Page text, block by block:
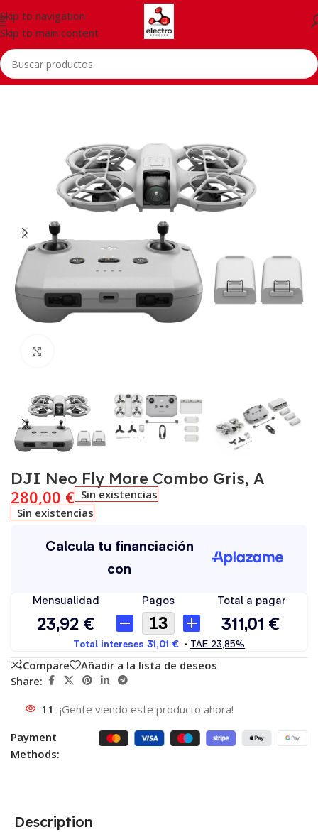
Skip to navigation
Skip to main content
Inicio/Photo & Video/Cámaras/Drones
DJI Neo Fly More Combo Gris, A
280,00 € Sin existencias
Sin existencias
Compare
Añadir a la lista de deseos
Share:
11 ¡Gente viendo este producto ahora!
Payment
Methods:
Description